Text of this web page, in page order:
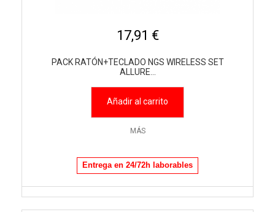
17,91 €
PACK RATÓN+TECLADO NGS WIRELESS SET
ALLURE...
Añadir al carrito
MÁS
Entrega en 24/72h laborables